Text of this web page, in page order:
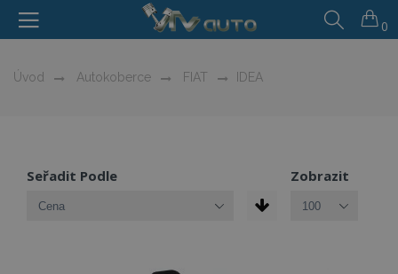
0
Úvod Autokoberce FIAT IDEA
Seřadit Podle Zobrazit